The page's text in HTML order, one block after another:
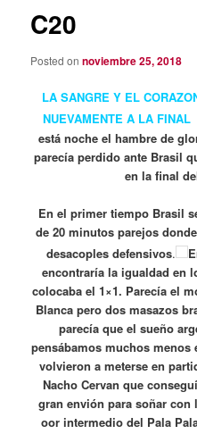
C20
Posted onnoviembre 25, 2018
LA SANGRE Y EL
NUEVAMENTE A LA FINAL
está noche el hambre de
parecía perdido ante Brasil
en la final
En el primer tiempo Brasil
de 20 minutos parejos
desacoples defensivos.
encontraría la igualdad en
colocaba el 1×1. Parecía el
Blanca pero dos masazos
parecía que el sueño
pensábamos muchos menos
volvieron a meterse en
Nacho Cervan que
gran envión para soñar
oor intermedio del Pala